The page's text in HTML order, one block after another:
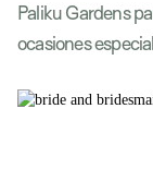
Paliku Gardens
ocasiones